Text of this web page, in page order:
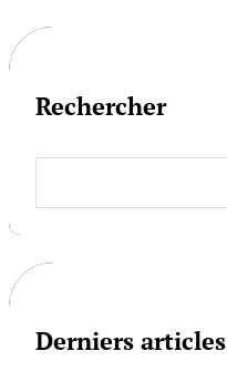
Rechercher
a
h
Derniers articles